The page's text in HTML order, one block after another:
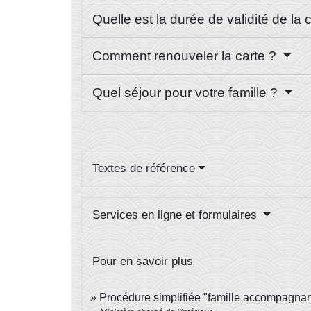
Quelle est la durée de validité de la
Comment renouveler la carte ?
Quel séjour pour votre famille ?
Textes de référence
Services en ligne et formulaires
Pour en savoir plus
Procédure simplifiée "famille